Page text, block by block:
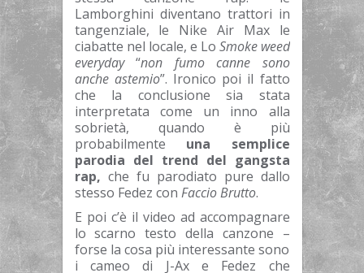
Lamborghini diventano trattori in
tangenziale, le Nike Air Max le
ciabatte nel locale, e Lo Smoke weed
everyday“non fumo canne sono
anche astemio”. Ironico poi il fatto
che la conclusione sia stata
interpretata come un inno alla
sobrietà, quando è più
probabilmente una semplice
parodia del trend del gangsta
rap, che fu parodiato pure dallo
stesso Fedez con Faccio Brutto.
E poi c’è il video ad accompagnare
lo scarno testo della canzone –
forse la cosa più interessante sono
i cameo di J-Ax e Fedez che